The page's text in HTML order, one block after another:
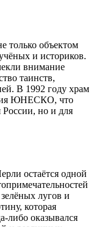
только объектом
и историков.
внимание
таинств,
В 1992 году храм
ЮНЕСКО, что
России, но и для
остаётся одной
лугов и
которая
либо оказывался